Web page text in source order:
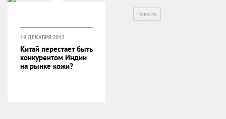
Новости
19 ДЕКАБРЯ 2012
Китай перестает быть
конкурентом Индии
на рынке кожи?